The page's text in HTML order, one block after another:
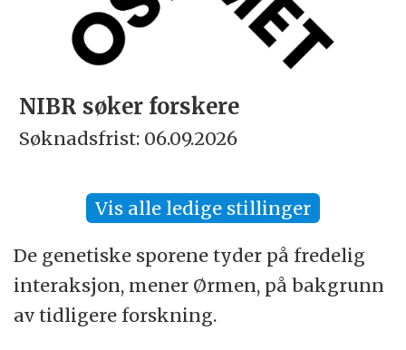
NIBR søker forskere
Søknadsfrist: 06.09.2026
Vis alle ledige stillinger
De genetiske sporene tyder på fredelig
interaksjon, mener Ørmen, på bakgrunn
av tidligere forskning.